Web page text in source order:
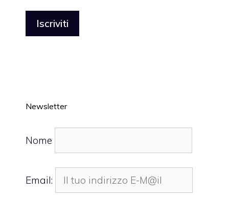
Newsletter
Nome
Email: